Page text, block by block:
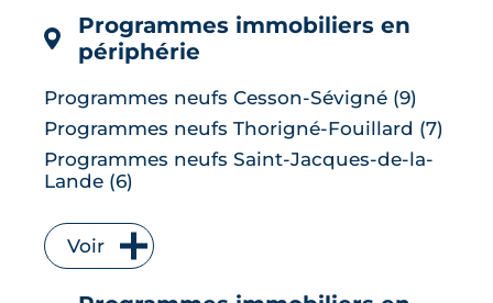
LIRE L'ARTICLE
Programmes immobiliers en
périphérie
Programmes neufs Cesson-Sévigné (9)
Programmes neufs Thorigné-Fouillard (7)
Programmes neufs Saint-Jacques-de-la-
Lande (6)
Programmes neufs Bruz (5)
Programmes neufs L' Hermitage (5)
Voir